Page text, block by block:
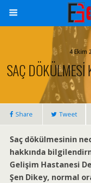
4 Ekim
SAÇ DÖKÜLMESİ
Share Tweet
Saç dökülmesinin
hakkında
Gelişim Hastanesi
Şen Dikey, normal